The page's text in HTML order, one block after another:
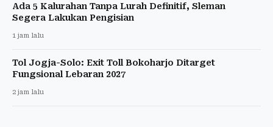
Ada 5 Kalurahan Tanpa Lurah Definitif, Sleman
Segera Lakukan Pengisian
1 jam lalu
Tol Jogja-Solo: Exit Toll Bokoharjo Ditarget
Fungsional Lebaran 2027
2 jam lalu